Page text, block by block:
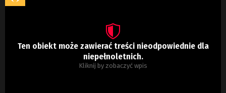
Ten obiekt może zawierać treści nieodpowiednie dla
niepełnoletnich.
Kliknij by zobaczyć wpis